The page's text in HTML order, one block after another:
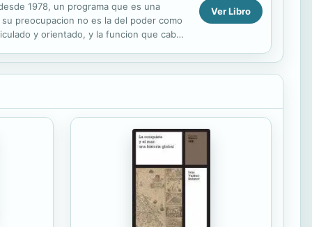
1978, un programa que es una
preocupacion no es la del poder como
y orientado, y la funcion que cabe
Ver Libro